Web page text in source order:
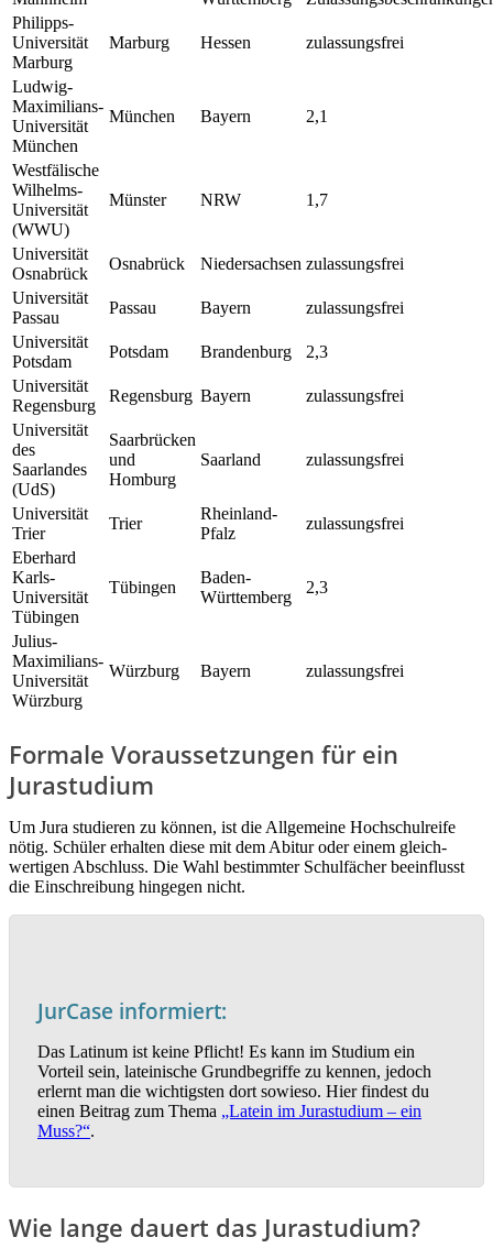
Philipps-
Universität
Marburg
Marburg Hessen zulassungsfrei
Ludwig-
Maximilians-
Universität
München
München Bayern 2,1
Westfälische
Wilhelms-
Universität
(WWU)
Münster NRW 1,7
Universität
Osnabrück
Osnabrück Niedersachsen zulassungsfrei
Universität
Passau
Passau Bayern
zulassungsfrei
Universität
Potsdam
Potsdam Brandenburg
2,3
Universität
Regensburg
Regensburg Bayern
zulassungsfrei
Universität
des
Saarlandes
(UdS)
Saarbrücken
und
Homburg
Saarland zulassungsfrei
Universität
Trier
Trier
Rheinland-
Pfalz
zulassungsfrei
Eberhard
Karls-
Universität
Tübingen
Tübingen
Baden-
Württemberg
2,3
Julius-
Maximilians-
Universität
Würzburg
Würzburg Bayern zulassungsfrei
Formale Voraussetzungen für ein
Jurastudium
Um Jura studieren zu können, ist die Allgemeine Hochschulreife
nötig. Schüler erhalten diese mit dem Abitur oder einem gleich­
wertigen Abschluss. Die Wahl bestimmter Schulfächer beeinflusst
die Einschreibung hingegen nicht.
JurCase informiert:
Das Latinum ist keine Pflicht! Es kann im Studium ein
Vorteil sein, lateinische Grundbe­griffe zu kennen, jedoch
erlernt man die wichtigsten dort sowieso. Hier findest du
einen Beitrag zum Thema „Latein im Jurastudium – ein
Muss?“.
Wie lange dauert das Jurastudium?